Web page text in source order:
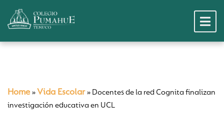
Home » Vida Escolar» Docentes de la red Cognita finalizan
investigación educativa en UCL